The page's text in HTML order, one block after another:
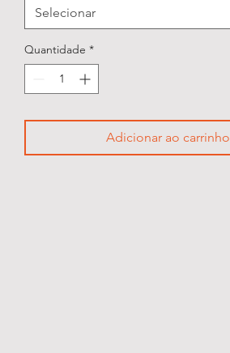
Selecionar
Quantidade *
Adicionar ao carrinho